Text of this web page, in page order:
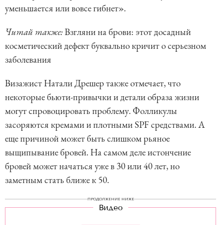
уменьшается или вовсе гибнет».
Читай также:Взгляни на брови: этот досадный
косметический дефект буквально кричит о серьезном
заболевания
Визажист Натали Дрешер также отмечает, что
некоторые бьюти-привычки и детали образа жизни
могут спровоцировать проблему. Фолликулы
засоряются кремами и плотными SPF средствами. А
еще причиной может быть слишком рьяное
выщипывание бровей. На самом деле истончение
бровей может начаться уже в 30 или 40 лет, но
заметным стать ближе к 50.
ПРОДОЛЖЕНИЕ НИЖЕ
Видео